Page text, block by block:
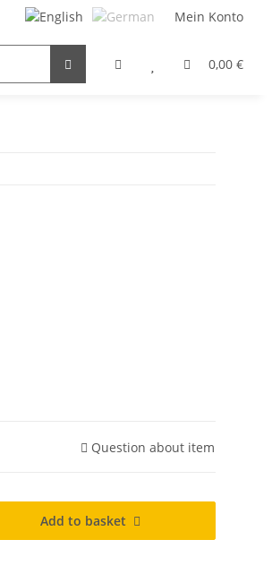
Mein Konto
0,00 €
GEAR MOTORS HYDRAULIC
Question about item
Add to basket